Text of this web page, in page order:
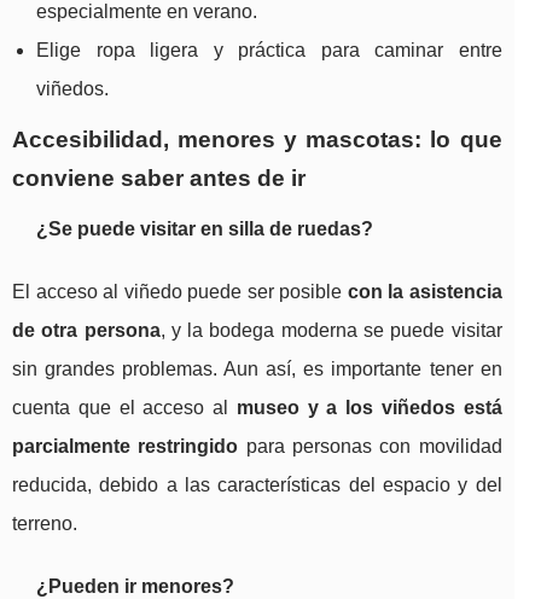
especialmente en verano.
Elige ropa ligera y práctica para caminar entre
viñedos.
Accesibilidad, menores y mascotas: lo que
conviene saber antes de ir
¿Se puede visitar en silla de ruedas?
El acceso al viñedo puede ser posible con la asistencia
de otra persona, y la bodega moderna se puede visitar
sin grandes problemas. Aun así, es importante tener en
cuenta que el acceso al museo y a los viñedos está
parcialmente restringido para personas con movilidad
reducida, debido a las características del espacio y del
terreno.
¿Pueden ir menores?